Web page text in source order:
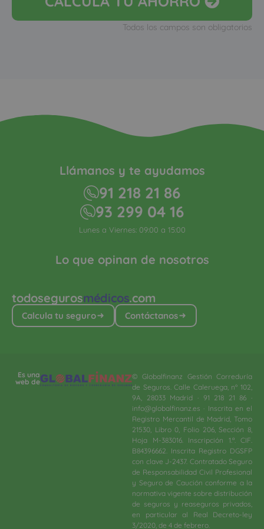
Todos los campos son obligatorios
todosegurosmédicos.com
Calcula tu seguro Contáctanos
Lo que opinan de nosotros
Llámanos y te ayudamos
91 218 21 86
93 299 04 16
Lunes a Viernes: 09:00 a 15:00
Es una
web de
© Globalfinanz Gestión Correduría
de Seguros. Calle Caleruega, nº 102,
9A, 28033 Madrid · 91 218 21 86 ·
info@globalfinanz.es · Inscrita en el
Registro Mercantil de Madrid, Tomo
21530, Libro 0, Folio 206, Sección 8,
Hoja M-383016. Inscripción 1.ª. CIF.
B84396662. Inscrita Registro DGSFP
con clave J-2437. Contratado Seguro
de Responsabilidad Civil Profesional
y Seguro de Caución conforme a la
normativa vigente sobre distribución
de seguros y reaseguros privados,
en particular al Real Decreto-ley
3/2020, de 4 de febrero.​